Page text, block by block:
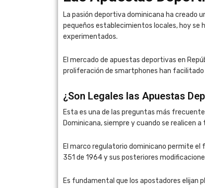
La pasión deportiva dominicana ha creado
pequeños establecimientos locales, hoy se
experimentados.
El mercado de apuestas deportivas en
proliferación de smartphones han facilitado
¿Son Legales las Apuestas
Esta es una de las preguntas más
Dominicana, siempre y cuando se realicen
El marco regulatorio dominicano permite el
351 de 1964 y sus posteriores
Es fundamental que los apostadores elijan